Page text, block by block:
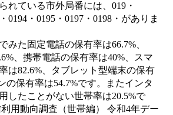
れている市外局番には、019・
0194・0195・0197・0198・がありま
みた固定電話の保有率は66.7%、
、携帯電話の保有率は40%、スマ
は82.6%、タブレット型端末の保有
の保有率は54.7%です。またインタ
したことがない世帯率は20.5%で
用動向調査（世帯編） 令和4年デー